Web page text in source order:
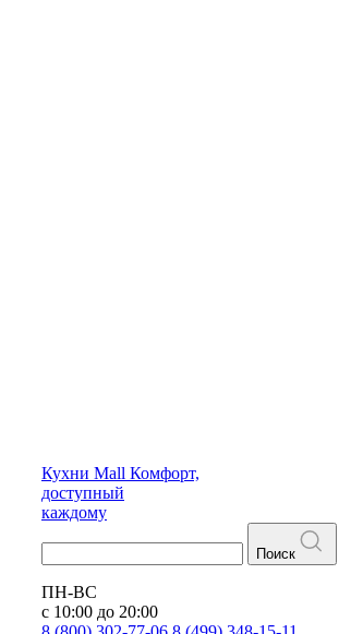
Кухни Mall Комфорт,
доступный
каждому
Поиск
ПН-ВС
с 10:00 до 20:00